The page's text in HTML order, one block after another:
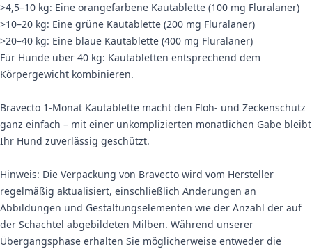
>4,5–10 kg: Eine orangefarbene Kautablette (100 mg Fluralaner)
>10–20 kg: Eine grüne Kautablette (200 mg Fluralaner)
>20–40 kg: Eine blaue Kautablette (400 mg Fluralaner)
Für Hunde über 40 kg: Kautabletten entsprechend dem
Körpergewicht kombinieren.
Bravecto 1-Monat Kautablette macht den Floh- und Zeckenschutz
ganz einfach – mit einer unkomplizierten monatlichen Gabe bleibt
Ihr Hund zuverlässig geschützt.
Hinweis: Die Verpackung von Bravecto wird vom Hersteller
regelmäßig aktualisiert, einschließlich Änderungen an
Abbildungen und Gestaltungselementen wie der Anzahl der auf
der Schachtel abgebildeten Milben. Während unserer
Übergangsphase erhalten Sie möglicherweise entweder die